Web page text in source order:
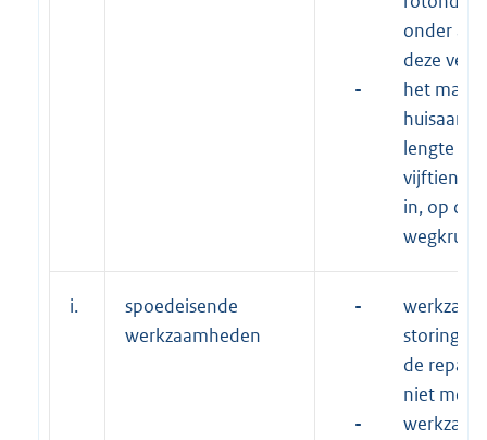
onder
deze
-
het
lengte
vijftien
in, op of
i.
spoedeisende
werkzaamheden
-
de
niet
-